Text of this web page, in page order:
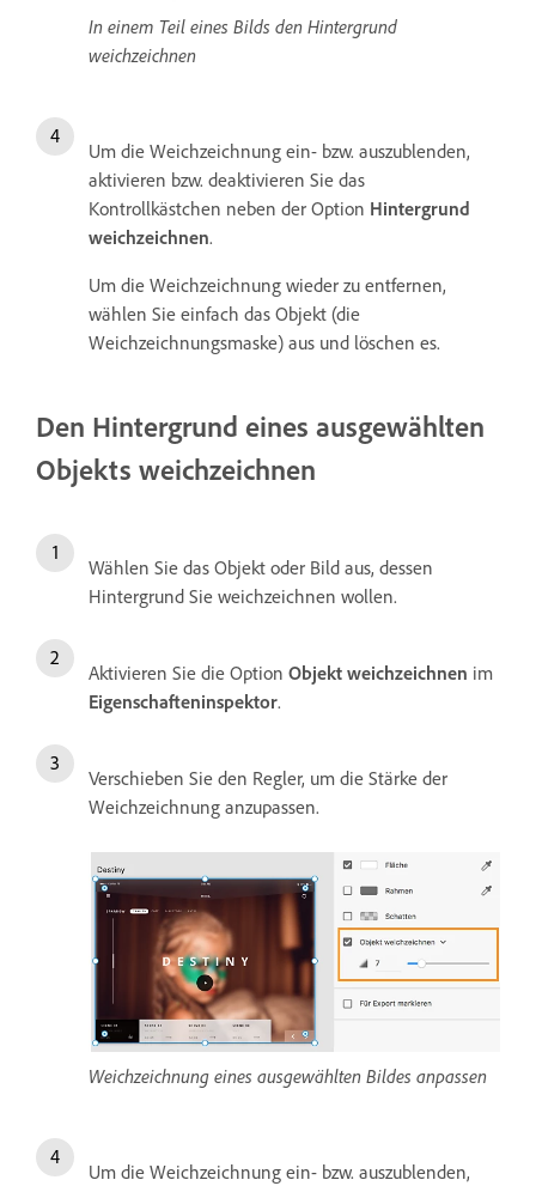
In einem Teil eines Bilds den Hintergrund
weichzeichnen
Um die Weichzeichnung ein- bzw. auszublenden,
aktivieren bzw. deaktivieren Sie das
Kontrollkästchen neben der Option Hintergrund
weichzeichnen.
Um die Weichzeichnung wieder zu entfernen,
wählen Sie einfach das Objekt (die
Weichzeichnungsmaske) aus und löschen es.
Den Hintergrund eines ausgewählten
Objekts weichzeichnen
Wählen Sie das Objekt oder Bild aus, dessen
Hintergrund Sie weichzeichnen wollen.
Aktivieren Sie die Option Objekt weichzeichnen im
Eigenschafteninspektor.
Verschieben Sie den Regler, um die Stärke der
Weichzeichnung anzupassen.
Weichzeichnung eines ausgewählten Bildes anpassen
Um die Weichzeichnung ein- bzw. auszublenden,